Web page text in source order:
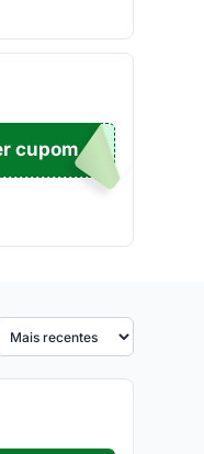
TICO
cupom